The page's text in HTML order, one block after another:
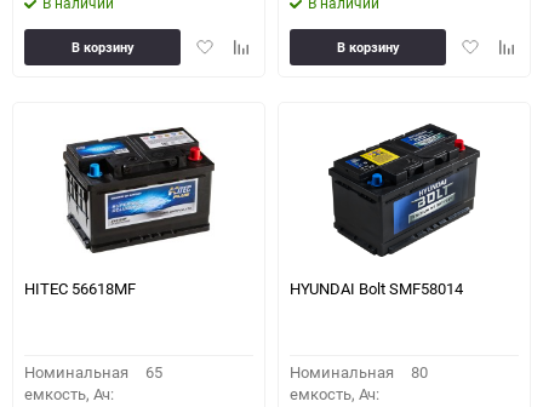
ДобавитьДобавить
В корзину
Добавить
В корзину
HITEC 56618MF
Номинальная
емкость, Ач:
65
HYUNDAI Bolt SMF58014
Номинальная
емкость, Ач:
80